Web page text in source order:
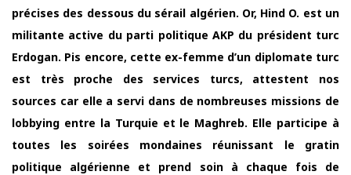
précises des dessous du sérail algérien. Or, Hind O. est un
militante active du parti politique AKP du président turc
Erdogan. Pis encore, cette ex-femme d’un diplomate turc
est très proche des services turcs, attestent nos
sources car elle a servi dans de nombreuses missions de
lobbying entre la Turquie et le Maghreb. Elle participe à
toutes les soirées mondaines réunissant le gratin
politique algérienne et prend soin à chaque fois de